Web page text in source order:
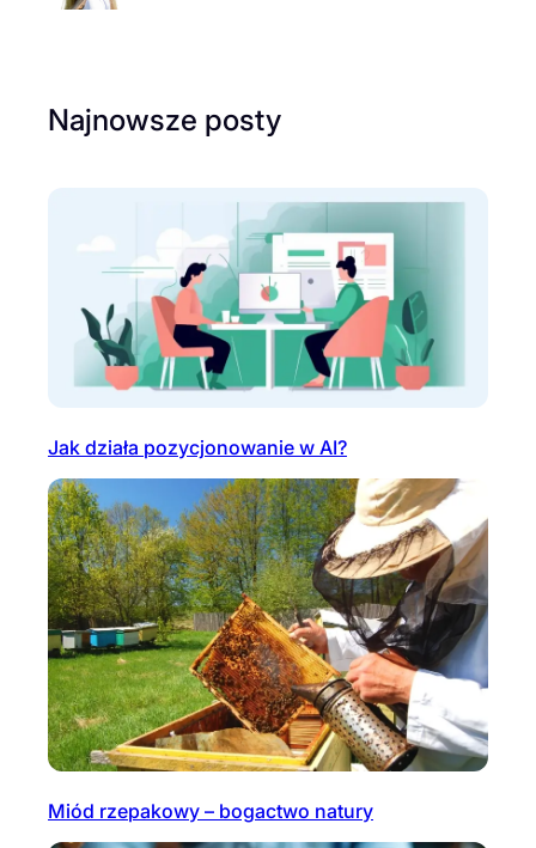
Najnowsze posty
Jak działa pozycjonowanie w AI?
Miód rzepakowy – bogactwo natury